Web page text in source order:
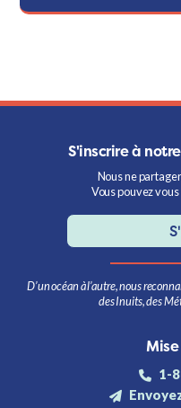
S'inscrire à
Nous ne
Vous pouvez
D’un océan à l’autre, nous
des Inuits, des
1-